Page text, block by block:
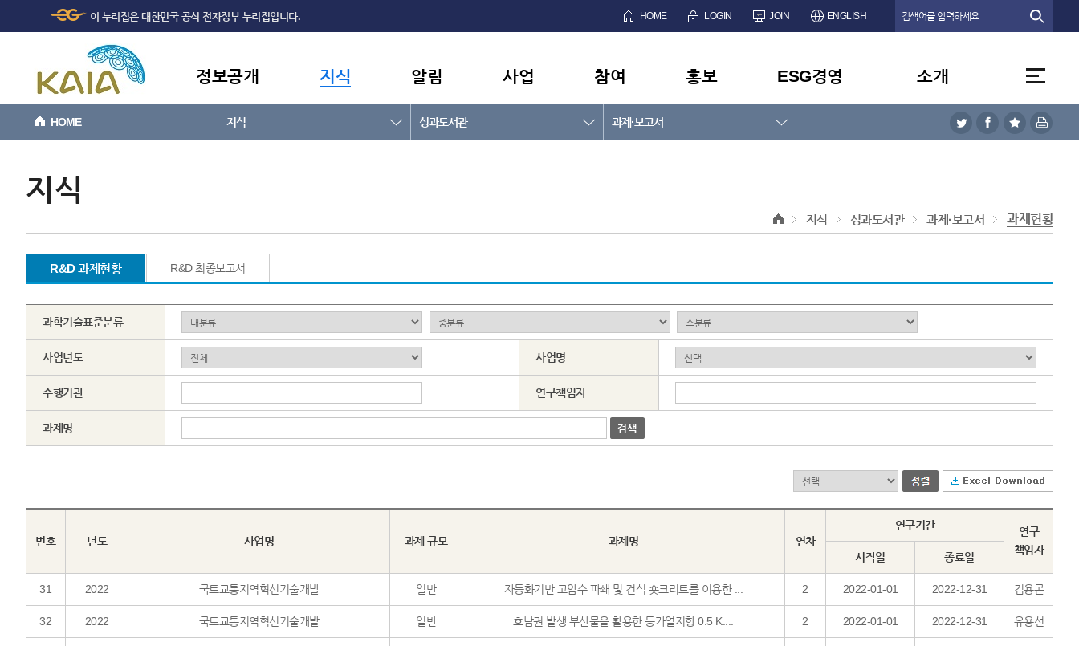
본문바로가기
이 누리집은 대한민국 공식 전자정부 누리집입니다. HOME LOGIN JOIN ENGLISH
정보공개 지식 알림 사업 참여 홍보 ESG경영 소개
HOME 지식 성과도서관 과제·보고서
지식
지식 성과도서관 과제·보고서 과제현황
R&D 과제현황 R&D 최종보고서
과학기술표준분류
사업년도 사업명
수행기관 연구책임자
과제명
번호 년도 사업명 과제 규모 과제명 연차
연구기간
연구
책임자
시작일 종료일
31 2022 국토교통지역혁신기술개발 일반 자동화기반 고압수 파쇄 및 건식 숏크리트를 이용한 ... 2 2022-01-01 2022-12-31 김용곤
32 2022 국토교통지역혁신기술개발 일반 호남권 발생 부산물을 활용한 등가열저항 0.5 K.... 2 2022-01-01 2022-12-31 유용선